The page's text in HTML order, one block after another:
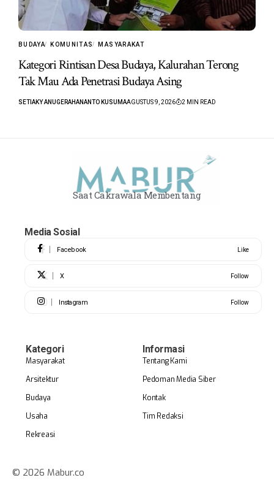
BUDAYA KOMUNITAS MASYARAKAT
Kategori Rintisan Desa Budaya, Kalurahan Terong
Tak Mau Ada Penetrasi Budaya Asing
SETIAKY ANUGERAHANANTO KUSUMAAGUSTUS 9, 2026 2 MIN READ
Saat Cakrawala Membentang
Media Sosial
Facebook Like
X Follow
Instagram Follow
Kategori
Masyarakat
Arsitektur
Budaya
Usaha
Rekreasi
Informasi
Tentang Kami
Pedoman Media Siber
Kontak
Tim Redaksi
© 2026 Mabur.co